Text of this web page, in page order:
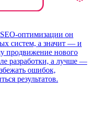
оптимизации он
систем, а значит — и
продвижение нового
разработки, а лучше —
ошибок,
результатов.